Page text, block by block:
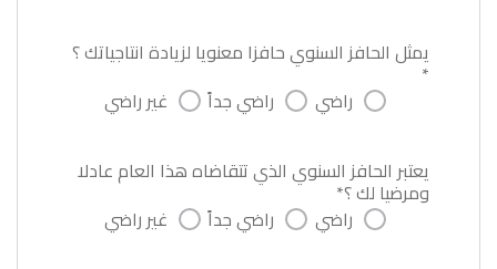
يمثل الحافز السنوي حافزا معنويا لزيادة انتاجياتك ؟
*
راضي راضي جداً غير راضي
يعتبر الحافز السنوي الذي تتقاضاه هذا العام عادلا
ومرضيا لك ؟*
راضي راضي جداً غير راضي